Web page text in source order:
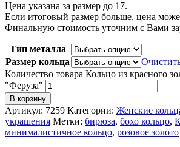
Цена указана за размер до 17.
Если итоговый размер больше, цена
Финальную стоимость уточним с Вами
Тип металла
Размер кольца
Количество товара Кольцо из красного
"Феруза"
В корзину
Артикул: 7259 Категории: Женские
украшения Метки: бирюза, бохо кольцо,
минималистичное кольцо, розовое золото